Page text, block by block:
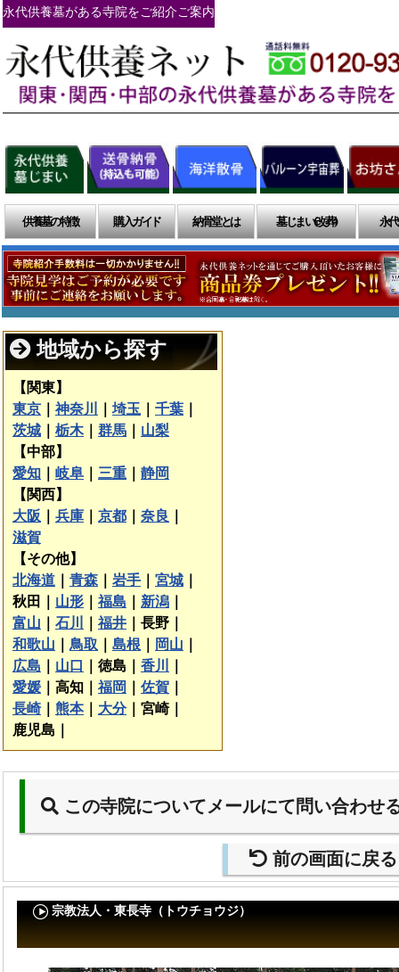
永代供養墓がある寺院をご紹介ご案内
供養墓の特徴 購入ガイド 納骨堂とは 墓じまい(改葬) 永
地域から探す
【関東】
東京
神奈川 埼玉 千葉
茨城
栃木｜ 群馬
山梨
【中部】
愛知
岐阜 三重
静岡
【関西】
大阪
兵庫 京都 奈良
滋賀
【その他】
北海道
青森 岩手 宮城
秋田｜ 山形 福島 新潟
富山
石川 福井
長野｜
和歌山
鳥取 島根 岡山
広島
山口 徳島｜ 香川
愛媛
高知｜ 福岡 佐賀
長崎｜ 熊本｜ 大分｜ 宮崎｜
鹿児島｜
この寺院についてメールにて問い合わせ
前の画面に戻る
宗教法人・東長寺（トウチョウジ）